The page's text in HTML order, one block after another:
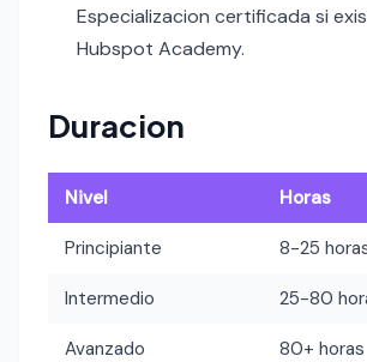
Especializacion certificada si
Hubspot Academy.
Duracion
Nivel Horas
Principiante 8-25
Intermedio 25-80
Avanzado 80+ horas